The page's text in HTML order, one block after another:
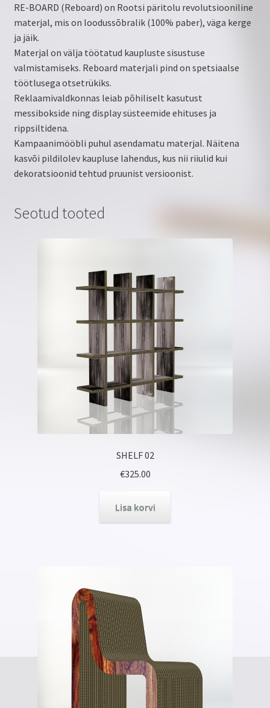
RE-BOARD (Reboard) on Rootsi päritolu revolutsiooniline
materjal, mis on loodussõbralik (100% paber), väga kerge
ja jäik.
Materjal on välja töötatud kaupluste sisustuse
valmistamiseks. Reboard materjali pind on spetsiaalse
töötlusega otsetrükiks.
Reklaamivaldkonnas leiab põhiliselt kasutust
messibokside ning display süsteemide ehituses ja
rippsiltidena.
Kampaanimööbli puhul asendamatu materjal. Näitena
kasvõi pildilolev kaupluse lahendus, kus nii riiulid kui
dekoratsioonid tehtud pruunist versioonist.
Seotud tooted
SHELF 02
€325.00
Lisa korvi